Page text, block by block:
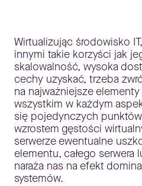
Wirtualizując środowisko
innymi takie korzyści jak
skalowalność, wysoka
cechy uzyskać, trzeba
na najważniejsze
wszystkim w każdym
się pojedynczych punktów
wzrostem gęstości
serwerze ewentualne
elementu, całego serwera
naraża nas na efekt
systemów.